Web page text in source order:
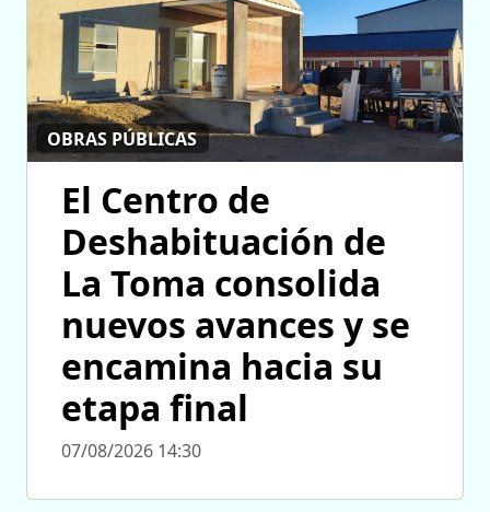
OBRAS PÚBLICAS
El Centro de
Deshabituación de
La Toma consolida
nuevos avances y se
encamina hacia su
etapa final
07/08/2026 14:30